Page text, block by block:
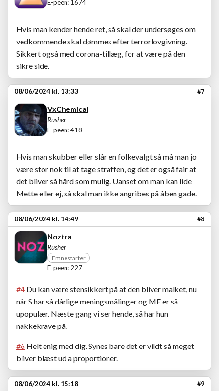
E-peen: 1674
Hvis man kender hende ret, så skal der undersøges om
vedkommende skal dømmes efter terrorlovgivning.
Sikkert også med corona-tillæg, for at være på den
sikre side.
08/06/2024 kl. 13:33 #7
VxChemical
Rusher
E-peen: 418
Hvis man skubber eller slår en folkevalgt så må man jo
være stor nok til at tage straffen, og det er også fair at
det bliver så hård som mulig. Uanset om man kan lide
Mette eller ej, så skal man ikke angribes på åben gade.
08/06/2024 kl. 14:49 #8
Noztra
Rusher
Emnestarter
E-peen: 227
#4 Du kan være stensikkert på at den bliver malket, nu
når S har så dårlige meningsmålinger og MF er så
upopulær. Næste gang vi ser hende, så har hun
nakkekrave på.
#6 Helt enig med dig. Synes bare det er vildt så meget
bliver blæst ud a proportioner.
08/06/2024 kl. 15:18 #9